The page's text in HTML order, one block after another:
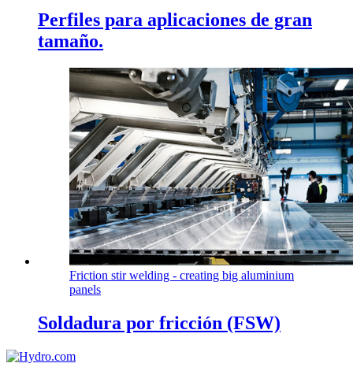
Perfiles para aplicaciones de gran
tamaño.
Friction stir welding - creating big aluminium
panels
Soldadura por fricción (FSW)